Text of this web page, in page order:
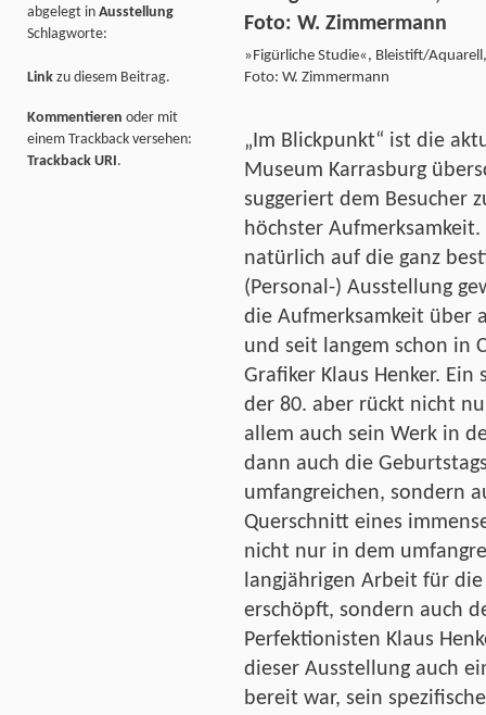
»Figürliche Studie«, Bleistift/
Foto: W. Zimmermann
„Im Blickpunkt“ ist die
Museum Karrasburg
suggeriert dem Besucher
höchster
natürlich auf die ganz
(Personal-) Ausstellung
die Aufmerksamkeit über
und seit langem schon in
Grafiker Klaus Henker.
der 80. aber rückt nicht
allem auch sein Werk in
dann auch die
umfangreichen, sondern
Querschnitt eines
nicht nur in dem
langjährigen Arbeit für
erschöpft, sondern auch
Perfektionisten Klaus
dieser Ausstellung auch
bereit war, sein
abgelegt in Ausstellung
Schlagworte:
Link zu diesem Beitrag.
Kommentieren oder mit
einem Trackback versehen:
Trackback URI.